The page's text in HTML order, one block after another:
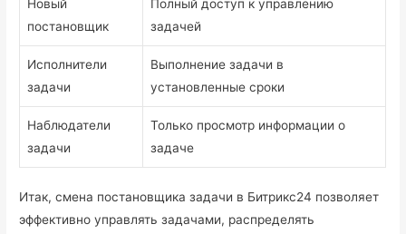
Новый
постановщик
Полный доступ к управлению
задачей
Исполнители
задачи
Выполнение задачи в
установленные сроки
Наблюдатели
задачи
Только просмотр информации о
задаче
Итак, смена постановщика задачи в Битрикс24 позволяет
эффективно управлять задачами, распределять